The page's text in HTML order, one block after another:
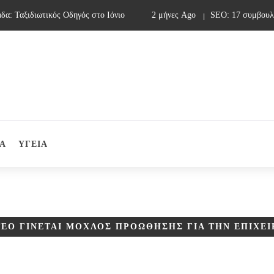
Οδηγός στο Ιόνιο 2 μήνες Ago SEO: 17 συμβουλές
ΥΓΕΙΑ
ΓΊΝΕΤΑΙ ΜΟΧΛΌΣ ΠΡΟΏΘΗΣΗΣ ΓΙΑ ΤΗΝ